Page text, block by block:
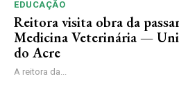
EDUCAÇÃO
Reitora visita obra da
Medicina Veterinária —
do Acre
A reitora da...